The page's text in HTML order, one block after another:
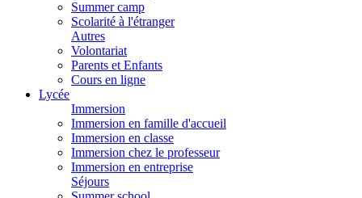
Summer camp
Scolarité à l'étranger
Autres
Volontariat
Parents et Enfants
Cours en ligne
Lycée
Immersion
Immersion en famille d'accueil
Immersion en classe
Immersion chez le professeur
Immersion en entreprise
Séjours